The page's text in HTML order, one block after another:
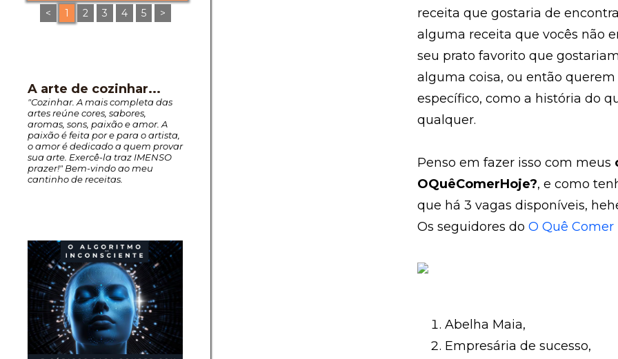
receita que gostaria de
alguma receita que vocês não
seu prato favorito que
alguma coisa, ou então
específico, como a história do
qualquer.
Penso em fazer isso com meus
OQuêComerHoje?, e como
que há 3 vagas disponíveis,
Os seguidores do O Quê Comer
Abelha Maia,
Empresária de sucesso,
< 1 2 3 4 5 >
A arte de cozinhar...
"Cozinhar. A mais completa das
artes reúne cores, sabores,
aromas, sons, paixão e amor. A
paixão é feita por e para o artista,
o amor é dedicado a quem provar
sua arte. Exercê-la traz IMENSO
prazer!" Bem-vindo ao meu
cantinho de receitas.